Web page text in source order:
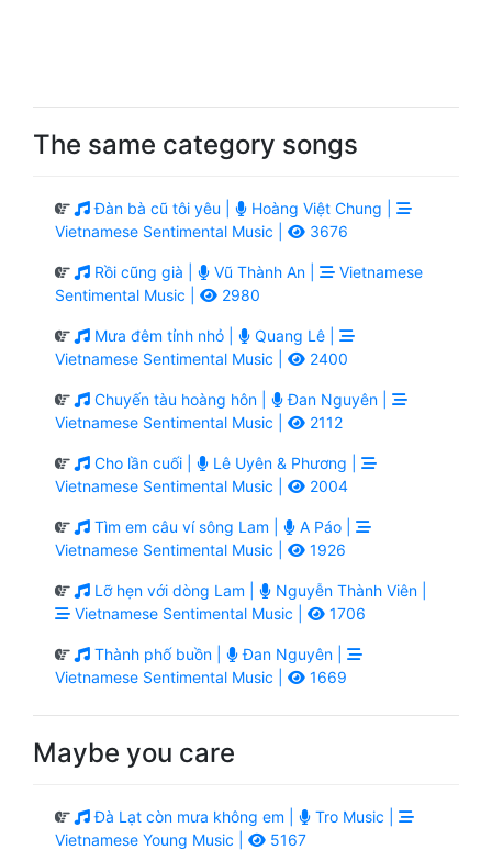
The same category songs
Đàn bà cũ tôi yêu |
Hoàng Việt Chung |
Vietnamese Sentimental Music |
3676
Rồi cũng già | Vũ Thành An |
Vietnamese
Sentimental Music |
2980
Mưa đêm tỉnh nhỏ |
Quang Lê |
Vietnamese Sentimental Music |
2400
Chuyến tàu hoàng hôn |
Đan Nguyên |
Vietnamese Sentimental Music |
2112
Cho lần cuối |
Lê Uyên & Phương |
Vietnamese Sentimental Music |
2004
Tìm em câu ví sông Lam |
A Páo |
Vietnamese Sentimental Music |
1926
Lỡ hẹn với dòng Lam |
Nguyễn Thành Viên |
Vietnamese Sentimental Music |
1706
Thành phố buồn |
Đan Nguyên |
Vietnamese Sentimental Music |
1669
Maybe you care
Đà Lạt còn mưa không em |
Tro Music |
Vietnamese Young Music |
5167